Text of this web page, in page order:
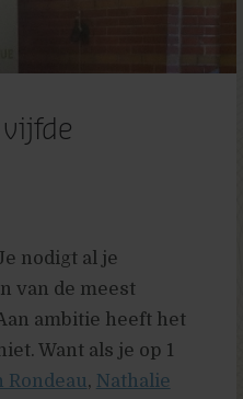
nodigt al je
van de meest
ambitie heeft het
Want als je op 1
Rondeau, Nathalie